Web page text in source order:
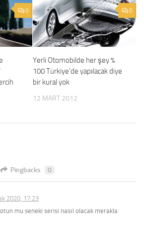
0 0
Yerli Otomobilde her şey %
100 Türkiye’de yapılacak diye
bir kural yok
12 MART 2012
Pingbacks 0
2020, 17:23
mu seneki serisi nasıl olacak merakla